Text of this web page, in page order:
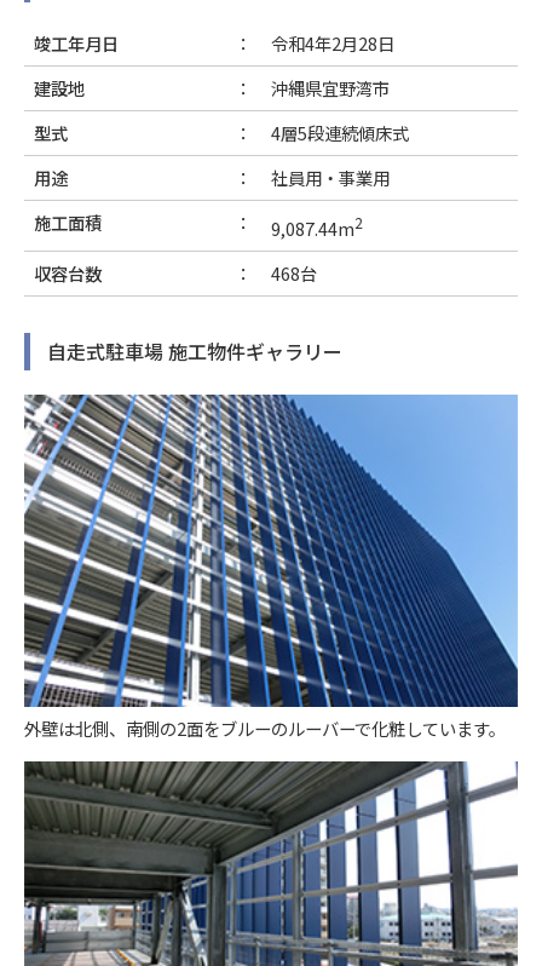
竣工年月日
令和4年2月28日
建設地
沖縄県宜野湾市
型式
4層5段連続傾床式
用途
社員用・事業用
施工面積
9,087.44m2
収容台数 468台
自走式駐車場 施工物件ギャラリー
外壁は北側、南側の2面をブルーのルーバーで化粧しています。